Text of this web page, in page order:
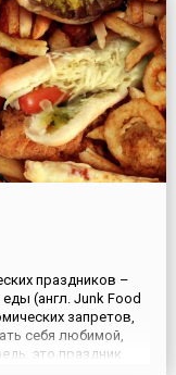
праздников –
(англ. Junk Food
запретов,
себя любимой,
это праздник